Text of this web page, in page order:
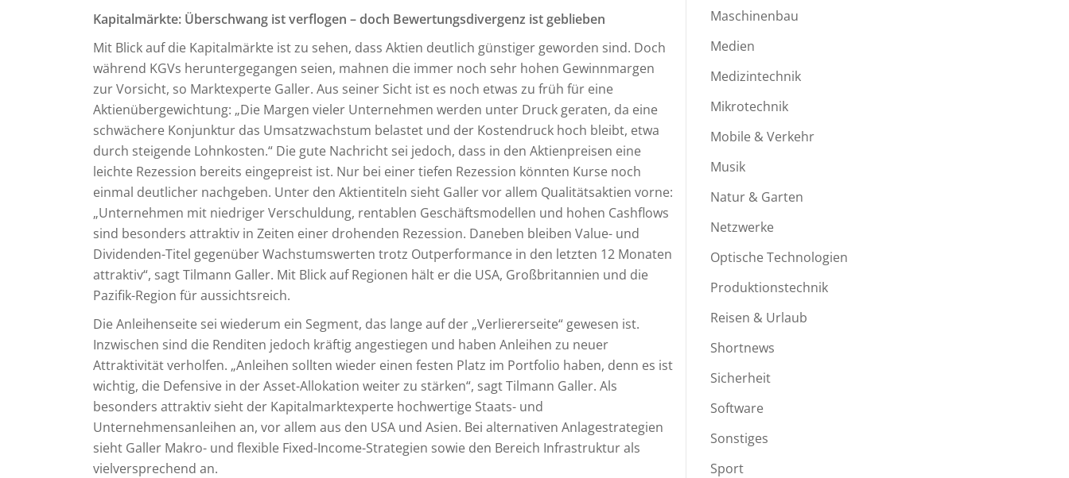
Kapitalmärkte: Überschwang ist verflogen – doch Bewertungsdivergenz ist geblieben
Mit Blick auf die Kapitalmärkte ist zu sehen, dass Aktien deutlich günstiger geworden sind. Doch
während KGVs heruntergegangen seien, mahnen die immer noch sehr hohen Gewinnmargen
zur Vorsicht, so Marktexperte Galler. Aus seiner Sicht ist es noch etwas zu früh für eine
Aktienübergewichtung: „Die Margen vieler Unternehmen werden unter Druck geraten, da eine
schwächere Konjunktur das Umsatzwachstum belastet und der Kostendruck hoch bleibt, etwa
durch steigende Lohnkosten.“ Die gute Nachricht sei jedoch, dass in den Aktienpreisen eine
leichte Rezession bereits eingepreist ist. Nur bei einer tiefen Rezession könnten Kurse noch
einmal deutlicher nachgeben. Unter den Aktientiteln sieht Galler vor allem Qualitätsaktien vorne:
„Unternehmen mit niedriger Verschuldung, rentablen Geschäftsmodellen und hohen Cashflows
sind besonders attraktiv in Zeiten einer drohenden Rezession. Daneben bleiben Value- und
Dividenden-Titel gegenüber Wachstumswerten trotz Outperformance in den letzten 12 Monaten
attraktiv“, sagt Tilmann Galler. Mit Blick auf Regionen hält er die USA, Großbritannien und die
Pazifik-Region für aussichtsreich.
Die Anleihenseite sei wiederum ein Segment, das lange auf der „Verliererseite“ gewesen ist.
Inzwischen sind die Renditen jedoch kräftig angestiegen und haben Anleihen zu neuer
Attraktivität verholfen. „Anleihen sollten wieder einen festen Platz im Portfolio haben, denn es ist
wichtig, die Defensive in der Asset-Allokation weiter zu stärken“, sagt Tilmann Galler. Als
besonders attraktiv sieht der Kapitalmarktexperte hochwertige Staats- und
Unternehmensanleihen an, vor allem aus den USA und Asien. Bei alternativen Anlagestrategien
sieht Galler Makro- und flexible Fixed-Income-Strategien sowie den Bereich Infrastruktur als
vielversprechend an.
Maschinenbau
Medien
Medizintechnik
Mikrotechnik
Mobile & Verkehr
Musik
Natur & Garten
Netzwerke
Optische Technologien
Produktionstechnik
Reisen & Urlaub
Shortnews
Sicherheit
Software
Sonstiges
Sport